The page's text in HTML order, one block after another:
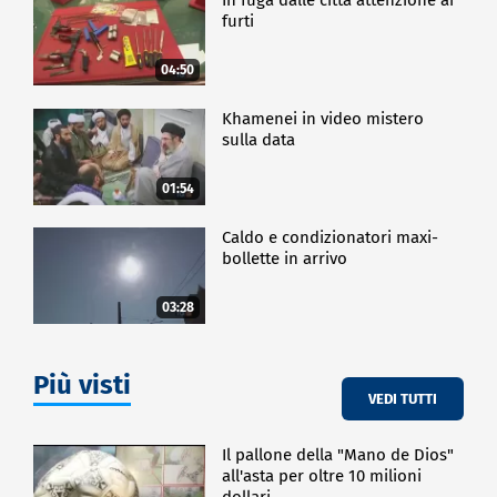
04:50
furti
01:54
Khamenei in video mistero
sulla data
03:28
Caldo e condizionatori maxi-
bollette in arrivo
Più visti VEDI TUTTI
Il pallone della "Mano de Dios"
all'asta per oltre 10 milioni